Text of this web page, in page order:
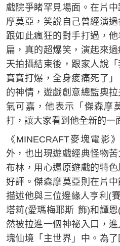
戲院爭睹罕見場面。在片
摩莫亞，笑說自己曾經演
跟如此瘋狂的對手打過，
扁，真的超爆笑，演起來
天拍攝結束後，跟家人說
寶寶打爆，全身痠痛死了
的神情，遊戲創意總監奧
氣可嘉，他表示「傑森摩
打，讓大家看到他全新的一
《MINECRAFT麥塊電影
外，也出現遊戲經典怪物
布林，用心還原遊戲的特
好評。傑森摩莫亞則在片
描述他與三位邊緣人亨利(
塔莉(愛瑪梅耶斯 飾)和譚
然被拉進一個神祕入口，
塊仙境「主世界」中。為